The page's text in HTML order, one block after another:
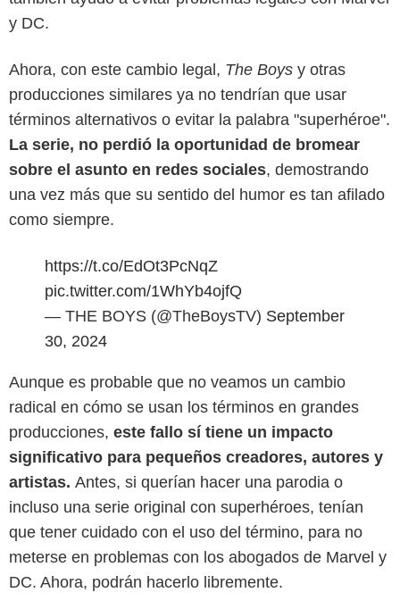
y DC.
Ahora, con este cambio legal, The Boys y otras
producciones similares ya no tendrían que usar
términos alternativos o evitar la palabra "superhéroe".
La serie, no perdió la oportunidad de bromear
sobre el asunto en redes sociales, demostrando
una vez más que su sentido del humor es tan afilado
como siempre.
https://t.co/EdOt3PcNqZ
pic.twitter.com/1WhYb4ojfQ
— THE BOYS (@TheBoysTV) September
30, 2024
Aunque es probable que no veamos un cambio
radical en cómo se usan los términos en grandes
producciones, este fallo sí tiene un impacto
significativo para pequeños creadores, autores y
artistas. Antes, si querían hacer una parodia o
incluso una serie original con superhéroes, tenían
que tener cuidado con el uso del término, para no
meterse en problemas con los abogados de Marvel y
DC. Ahora, podrán hacerlo libremente.